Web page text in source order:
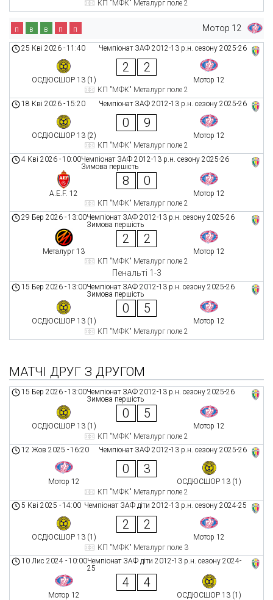
КП "МФК" Металург поле 2
Мотор 12
п в в п п
Чемпіонат ЗАФ 2012-13 р.н. сезону 2025-26
25 Кві 2026 -11:40
ОСДЮСШОР 13 (1)
2 2
Мотор 12
КП "МФК" Металург поле 2
Чемпіонат ЗАФ 2012-13 р.н. сезону 2025-26
18 Кві 2026 -15:20
ОСДЮСШОР 13 (2)
0 9
Мотор 12
КП "МФК" Металург поле 2
Чемпіонат ЗАФ 2012-13 р.н. сезону 2025-26
Зимова першість
4 Кві 2026 -10:00
A.E.F. 12
8 0
Мотор 12
КП "МФК" Металург поле 2
Чемпіонат ЗАФ 2012-13 р.н. сезону 2025-26
Зимова першість
29 Бер 2026 -13:00
Металург 13
2 2
Мотор 12
КП "МФК" Металург поле 2
Пенальті 1-3
Чемпіонат ЗАФ 2012-13 р.н. сезону 2025-26
Зимова першість
15 Бер 2026 -13:00
ОСДЮСШОР 13 (1)
0 5
Мотор 12
КП "МФК" Металург поле 2
МАТЧІ ДРУГ З ДРУГОМ
Чемпіонат ЗАФ 2012-13 р.н. сезону 2025-26
Зимова першість
15 Бер 2026 -13:00
ОСДЮСШОР 13 (1)
0 5
Мотор 12
КП "МФК" Металург поле 2
Чемпіонат ЗАФ 2012-13 р.н. сезону 2025-26
12 Жов 2025 -16:20
Мотор 12
0 3
ОСДЮСШОР 13 (1)
КП "МФК" Металург поле 2
Чемпіонат ЗАФ діти 2012-13 р.н. сезону 2024-25
5 Кві 2025 -14:00
ОСДЮСШОР 13 (1)
2 2
Мотор 12
КП "МФК" Металург поле 3
Чемпіонат ЗАФ діти 2012-13 р.н. сезону 2024-
25
10 Лис 2024 -10:00
Мотор 12
4 4
ОСДЮСШОР 13 (1)